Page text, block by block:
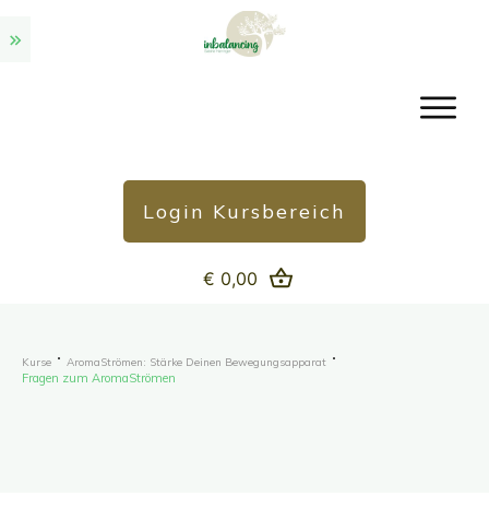
Login Kursbereich
€ 0,00
Kurse AromaStrömen: Stärke Deinen Bewegungsapparat
Fragen zum AromaStrömen